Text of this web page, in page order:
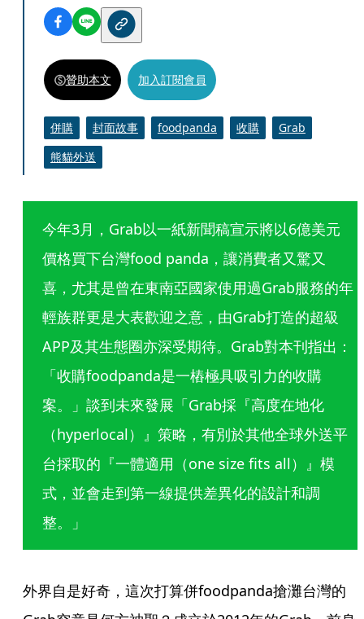
贊助本文 加入訂閱會員
併購 封面故事 foodpanda 收購
Grab
熊貓外送
今年3月，Grab以一紙新聞稿宣示將以6億美元
價格買下台灣food panda，讓消費者又驚又
喜，尤其是曾在東南亞國家使用過Grab服務的年
輕族群更是大表歡迎之意，由Grab打造的超級
APP及其生態圈亦深受期待。Grab對本刊指出：
「收購foodpanda是一樁極具吸引力的收購
案。」談到未來發展「Grab採『高度在地化
（hyperlocal）』策略，有別於其他全球外送平
台採取的『一體適用（one size fits all）』模
式，並會走到第一線提供差異化的設計和調
整。」
外界自是好奇，這次打算併foodpanda搶灘台灣的